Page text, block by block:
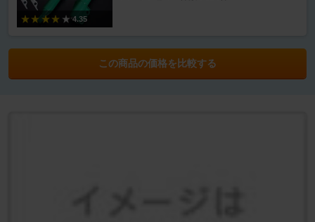
4.35
この商品の価格を比較する